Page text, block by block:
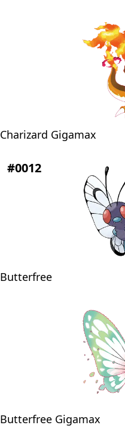
Charizard Gigamax
#0012
Butterfree
Butterfree Gigamax